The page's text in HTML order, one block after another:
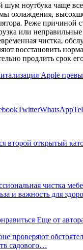
шум ноутбука чаще
охлаждения,
Реже причиной
или
чистка,
восстановить
продлить срок
Apple
TwitterWhatsApp
второй открытый
чистка
и важность для
Еще от
проверяют
садового…